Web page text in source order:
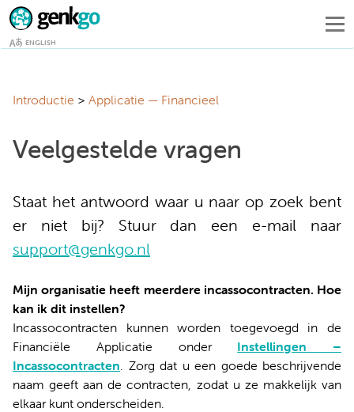
ENGLISH
Introductie Applicatie — Financieel
Veelgestelde vragen
Staat het antwoord waar u naar op zoek bent
er niet bij? Stuur dan een e-mail naar
support@genkgo.nl
Mijn organisatie heeft meerdere incassocontracten. Hoe
kan ik dit instellen?
Incassocontracten kunnen worden toegevoegd in de
Financiële Applicatie onder Instellingen –
Incassocontracten. Zorg dat u een goede beschrijvende
naam geeft aan de contracten, zodat u ze makkelijk van
elkaar kunt onderscheiden.